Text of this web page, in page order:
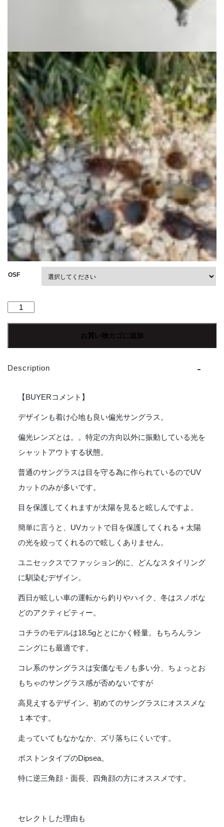
OSF
【Unisex】
ン
キ
Dipsea
Dusk
[SUNDS-
DBR]
お買い物カゴに追加
Description
【BUYERコメント】
デザインも着け心地も良い偏光サングラス。
偏光レンズとは。。特定の方向以外に振動している光を
シャットアウトする状態。
普通のサングラスは目を守る為に作られているのでUV
カットのみが多いです。
目を保護してくれますが太陽を見ると眩しんですよ。
簡単に言うと、UVカットで目を保護してくれる＋太陽
の光を絞ってくれるので眩しくありません。
ユニセックスでファッション的に、どんなスタイリング
に馴染むデザイン。
西日が眩しい車の運転から釣りやハイク、冬はスノボな
どのアクティビティー。
コチラのモデルは18.5gととにかく軽量。もちろんラン
ニングにも最適です。
コレ系のサングラスは安価なモノも多い分、ちょっとお
もちゃのサングラス感が否めないですが
高見えするデザイン。初めてのサングラスにオススメな
１本です。
走っていてもなかなか、ズリ落ちにくいです。
ボストンタイプのDipsea。
特に逆三角顔・面長、四角顔の方にオススメです。
セレクトした理由も